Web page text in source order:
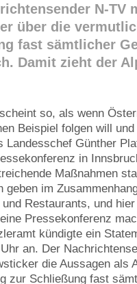
N-TV
über die
fast sämtlicher
Damit zieht der
so, als wenn
Beispiel folgen will
Landesschef Günther
in
Maßnahmen
geben im
Restaurants, und
Pressekonferenz
kündigte ein
an. Der
die Aussagen als
zur Schließung fast